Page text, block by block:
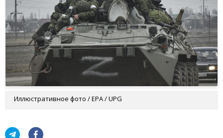
Иллюстративное фото / EPA / UPG